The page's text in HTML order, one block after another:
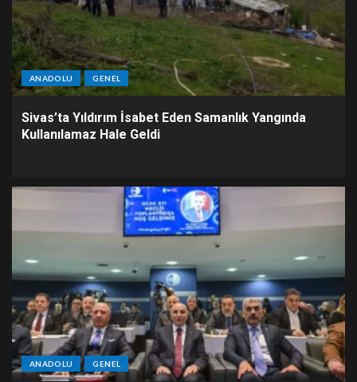
ANADOLU GENEL
Sivas’ta Yıldırım İsabet Eden Samanlık Yangında
Kullanılamaz Hale Geldi
ANADOLU GENEL